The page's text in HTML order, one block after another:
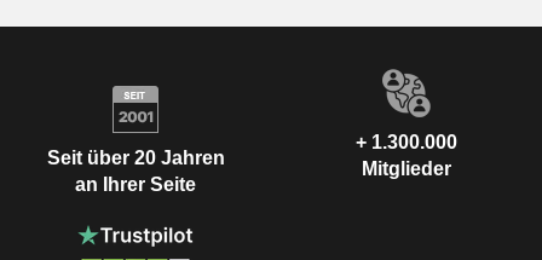
Seit über 20 Jahren
an Ihrer Seite
+ 1.300.000
Mitglieder